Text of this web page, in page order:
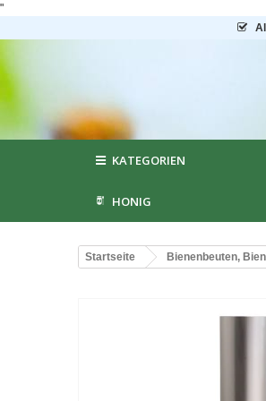
"
KATEGORIEN
HONIG
Startseite Bienenbeuten,